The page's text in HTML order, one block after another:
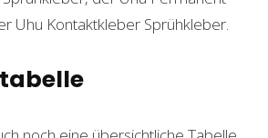
Uhu Kontaktkleber Sprühkleber.